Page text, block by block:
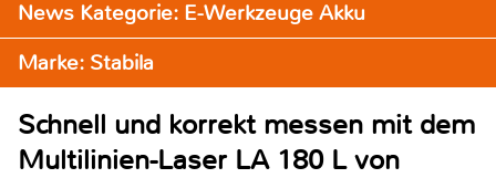
News Kategorie: E-Werkzeuge Akku
Marke: Stabila
Schnell und korrekt messen mit dem
Multilinien-Laser LA 180 L von